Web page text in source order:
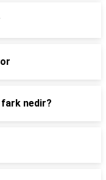
fark nedir?